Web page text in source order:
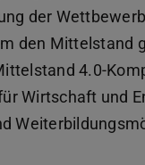
der
den Mittelstand
4.0-
Wirtschaft und